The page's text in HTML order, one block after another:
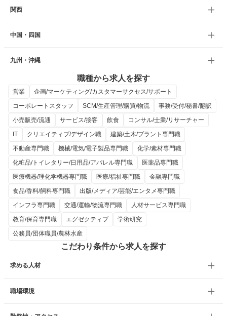
関西
中国・四国
九州・沖縄
職種から求人を探す
営業
企画/マーケティング/カスタマーサクセス/サポート
コーポレートスタッフ
SCM/生産管理/購買/物流
事務/受付/秘書/翻訳
小売販売/流通
サービス/接客 飲食
コンサル/士業/リサーチャー
IT
クリエイティブ/デザイン職
建築/土木/プラント専門職
不動産専門職
機械/電気/電子製品専門職
化学/素材専門職
化粧品/トイレタリー/日用品/アパレル専門職
医薬品専門職
医療機器/理化学機器専門職
医療/福祉専門職
金融専門職
食品/香料/飼料専門職
出版/メディア/芸能/エンタメ専門職
インフラ専門職
交通/運輸/物流専門職
人材サービス専門職
教育/保育専門職
エグゼクティブ
学術研究
公務員/団体職員/農林水産
こだわり条件から求人を探す
求める人材
職場環境